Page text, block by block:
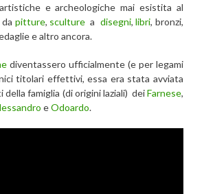
e archeologiche mai esistita al
pitture, sculture a disegni,libri, bronzi,
e altro ancora.
diventassero ufficialmente (e per legami
titolari effettivi, essa era stata avviata
famiglia (di origini laziali) deiFarnese,
eOdoardo.